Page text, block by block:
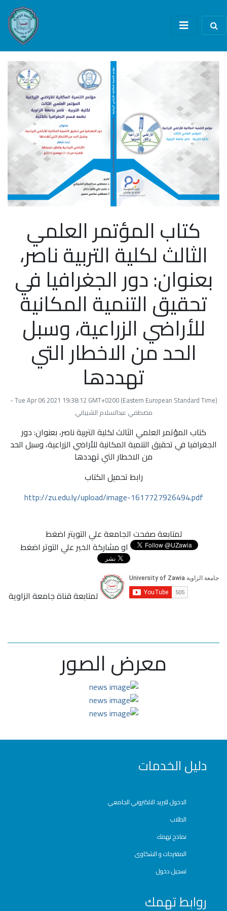
كتاب المؤتمر العلمي
الثالث لكلية التربية ناصر،
بعنوان: دور الجغرافيا في
تحقيق التنمية المكانية
للأراضي الزراعية، وسبل
الحد من الاخطار التي
تهددها
Tue Apr 06 2021 19:38:12 GMT+0200 (Eastern European Standard Time) -
مصطفي عبدالسلام الشيباني
كتاب المؤتمر العلمي الثالث لكلية التربية ناصر، بعنوان: دور
الجغرافيا في تحقيق التنمية المكانية للأراضي الزراعية، وسبل الحد
من الاخطار التي تهددها
رابط تحميل الكتاب
لمتابعة صفحت الجامعة علي التويتر اضغط
او مشاركة الخبر علي التوتر اضغط
لمتابعة قناة جامعة الزاوية
معرض الصور
دليل الخدمات
الدخول للبريد الالكتروني الجامعي
الطلاب
نماذج تهمك
المقترحات و الشكاوى
تسجيل دخول
روابط تهمك